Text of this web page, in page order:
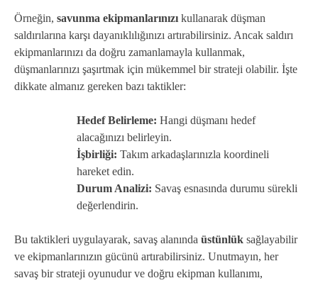
Örneğin, savunma ekipmanlarınızı kullanarak düşman
saldırılarına karşı dayanıklılığınızı artırabilirsiniz. Ancak saldırı
ekipmanlarınızı da doğru zamanlamayla kullanmak,
düşmanlarınızı şaşırtmak için mükemmel bir strateji olabilir. İşte
dikkate almanız gereken bazı taktikler:
Hedef Belirleme: Hangi düşmanı hedef
alacağınızı belirleyin.
İşbirliği: Takım arkadaşlarınızla koordineli
hareket edin.
Durum Analizi: Savaş esnasında durumu sürekli
değerlendirin.
Bu taktikleri uygulayarak, savaş alanında üstünlük sağlayabilir
ve ekipmanlarınızın gücünü artırabilirsiniz. Unutmayın, her
savaş bir strateji oyunudur ve doğru ekipman kullanımı,